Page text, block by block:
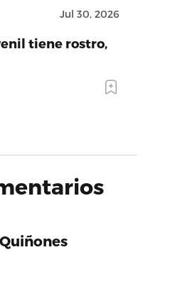
Jul 30, 2026
tiene rostro,